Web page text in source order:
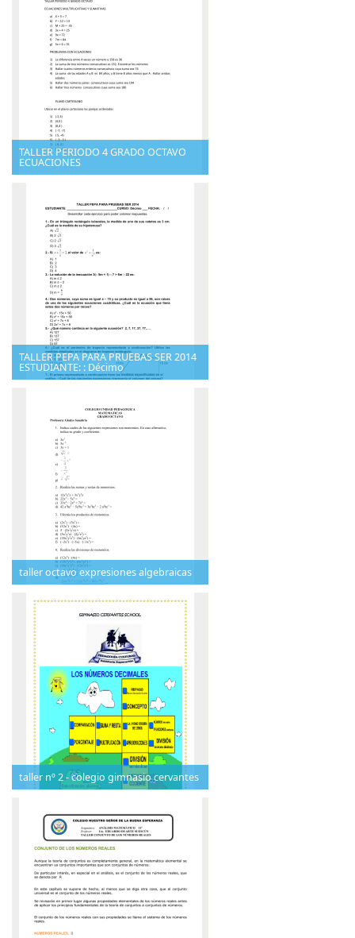
TALLER PERIODO 4 GRADO OCTAVO
ECUACIONES
TALLER PEPA PARA PRUEBAS SER 2014
ESTUDIANTE: : Décimo
taller octavo expresiones algebraicas
taller nº 2 - colegio gimnasio cervantes